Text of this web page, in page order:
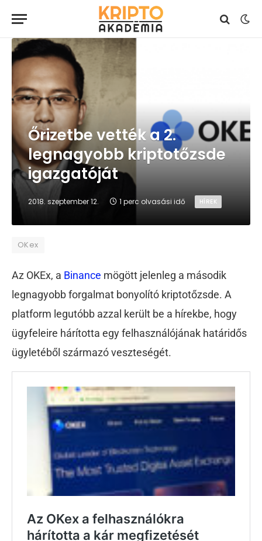
Őrizetbe vették a 2.
legnagyobb kriptotőzsde
igazgatóját
2018. szeptember 12. 1 perc olvasási idő HÍREK
OKex
Az OKEx, a Binance mögött jelenleg a második
legnagyobb forgalmat bonyolító kriptotőzsde. A
platform legutóbb azzal került be a hírekbe, hogy
ügyfeleire hárította egy felhasználójának határidős
ügyletéből származó veszteségét.